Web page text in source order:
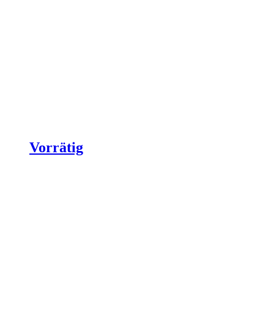
Vorrätig